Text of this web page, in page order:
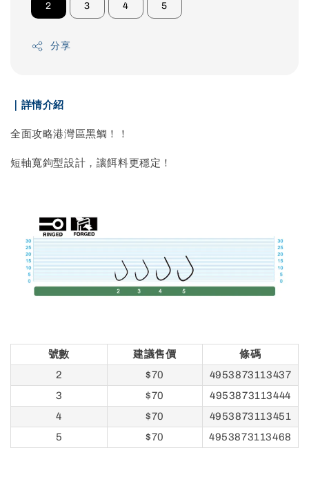
2 3 4 5
分享
｜詳情介紹
全面攻略港灣區黑鯛！！
短軸寬鉤型設計，讓餌料更穩定！
號數 建議售價
條碼
2
$70
4953873113437
3
$70
4953873113444
4
$70
4953873113451
5
$70 4953873113468